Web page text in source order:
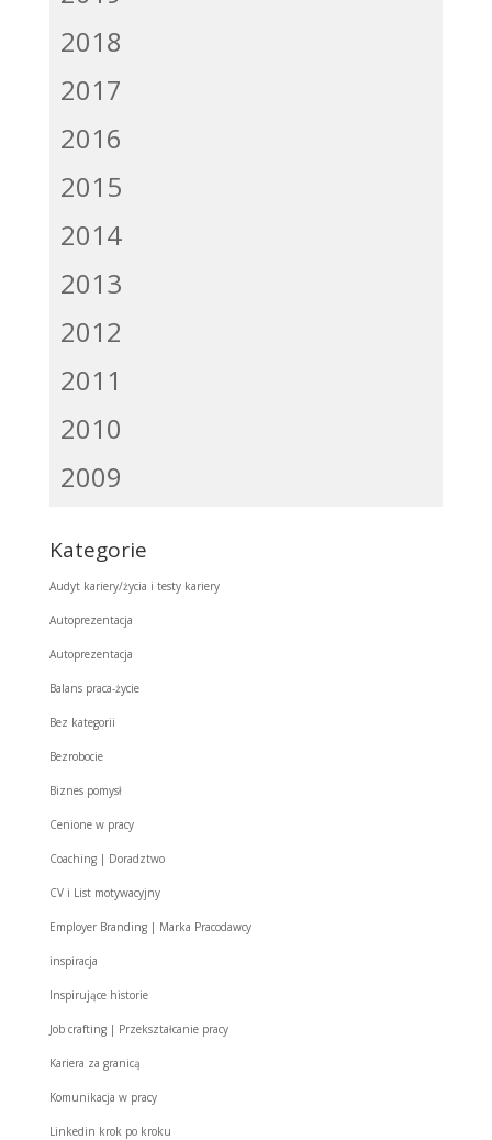
2018
2017
2016
2015
2014
2013
2012
2011
2010
2009
Kategorie
Audyt kariery/życia i testy kariery
Autoprezentacja
Autoprezentacja
Balans praca-życie
Bez kategorii
Bezrobocie
Biznes pomysł
Cenione w pracy
Coaching | Doradztwo
CV i List motywacyjny
Employer Branding | Marka Pracodawcy
inspiracja
Inspirujące historie
Job crafting | Przekształcanie pracy
Kariera za granicą
Komunikacja w pracy
Linkedin krok po kroku